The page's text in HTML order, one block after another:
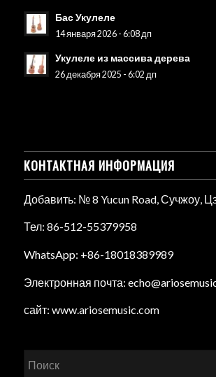
Бас Укулеле
14 января 2026 - 6:08 дп
Укулеле из массива дерева
26 декабря 2025 - 6:02 дп
КОНТАКТНАЯ ИНФОРМАЦИЯ
Добавить: № 8 Yucun Road, Сучжоу,
Тел: 86-512-55379958
WhatsApp: +86-18018389989
Электронная почта:
сайт: www.ariosemusic.com